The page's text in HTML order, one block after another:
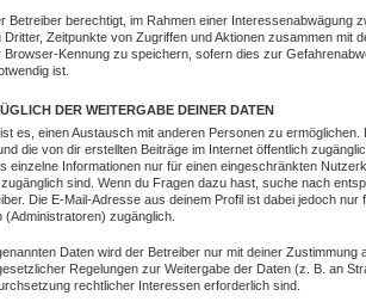
Betreiber berechtigt, im Rahmen einer Interessenabwägung
Zeitpunkte von Zugriffen und Aktionen zusammen mit
Browser-Kennung zu speichern, sofern dies zur
ist.
DER WEITERGABE DEINER DATEN
es, einen Austausch mit anderen Personen zu
die von dir erstellten Beiträge im Internet öffentlich
einzelne Informationen nur für einen eingeschränkten
sind. Wenn du Fragen dazu hast, suche nach
Die E-Mail-Adresse aus deinem Profil ist dabei jedoch nur
zugänglich.
Daten wird der Betreiber nur mit deiner Zustimmung
Regelungen zur Weitergabe der Daten (z. B. an
rechtlicher Interessen erforderlich sind.